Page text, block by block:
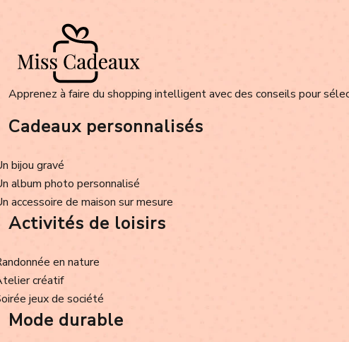
Apprenez à faire du shopping intelligent avec des conseils pour
Cadeaux personnalisés
bijou gravé
album photo personnalisé
accessoire de maison sur mesure
Activités de loisirs
en nature
créatif
jeux de société
Mode durable